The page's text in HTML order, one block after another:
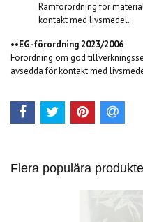
Ramförordning för
kontakt med livsmedel.
••EG-förordning 2023/2006
Förordning om god
avsedda för kontakt med
Flera populära